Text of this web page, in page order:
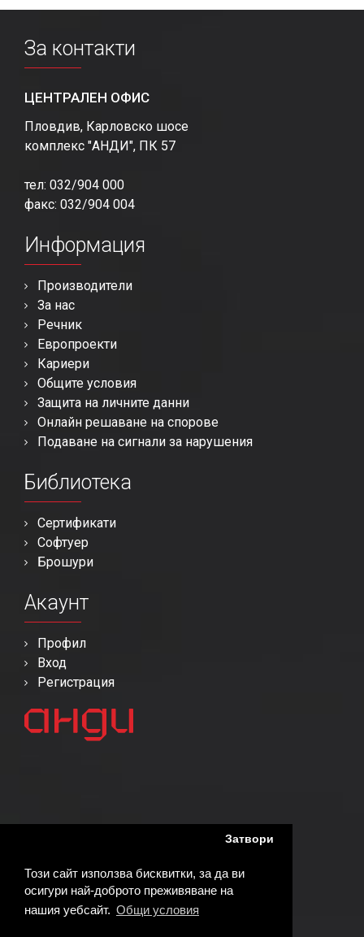
Този сайт използва бисквитки, за да ви
осигури най-доброто преживяване на
нашия уебсайт. Общи условия
Затвори
За контакти
ЦЕНТРАЛЕН ОФИС
Пловдив, Карловско шосе
комплекс "АНДИ", ПК 57
тел: 032/904 000
факс: 032/904 004
Информация
Производители
За нас
Речник
Европроекти
Кариери
Общите условия
Защита на личните данни
Онлайн решаване на спорове
Подаване на сигнали за нарушения
Библиотека
Сертификати
Софтуер
Брошури
Акаунт
Профил
Вход
Регистрация